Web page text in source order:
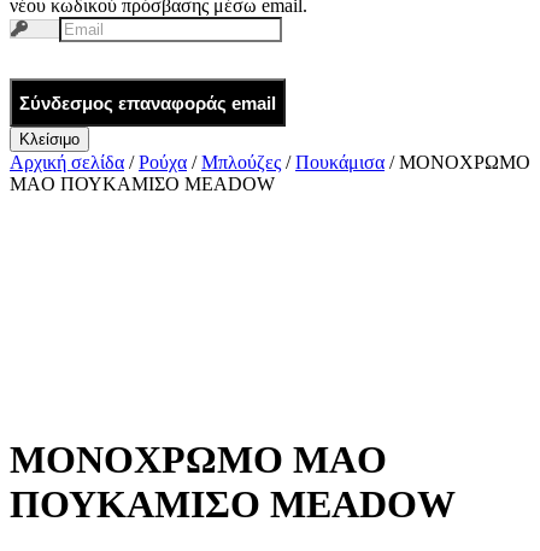
νέου κωδικού πρόσβασης μέσω email.
Σύνδεσμος επαναφοράς email
Κλείσιμο
Αρχική σελίδα /Ρούχα /Μπλούζες /Πουκάμισα / ΜΟΝΟΧΡΩΜΟ
MAO ΠΟΥΚΑΜΙΣΟ MEADOW
ΜΟΝΟΧΡΩΜΟ MAO
ΠΟΥΚΑΜΙΣΟ MEADOW